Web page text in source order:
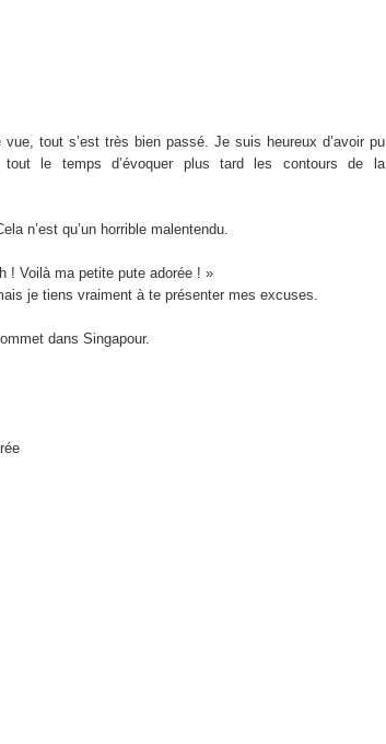
tout s’est très bien passé. Je suis heureux d’avoir pu
le temps d’évoquer plus tard les contours de la
n’est qu’un horrible malentendu.
! Voilà ma petite pute adorée ! »
je tiens vraiment à te présenter mes excuses.
dans Singapour.